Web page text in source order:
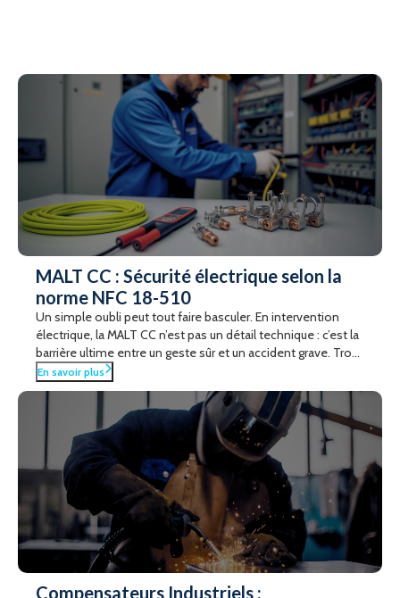
MALT CC : Sécurité électrique selon la
norme NFC 18-510
Un simple oubli peut tout faire basculer. En intervention
électrique, la MALT CC n’est pas un détail technique : c’est la
barrière ultime entre un geste sûr et un accident grave. Trop
souvent négligée en basse tension, elle devient pourtant
cruciale face aux réalimentations imprévues, tensions
induites ou longues lignes. Vous pensez maîtriser vos
consignations ? Ce guide dévoile les situations à risque
souvent méconnues, et vous montre comment appliquer
la MALT CC efficacement selon la norme NFC 18-510. Une
lecture essentielle pour travailler en toute sécurité, sans
compromis.
En savoir plus
Compensateurs Industriels :